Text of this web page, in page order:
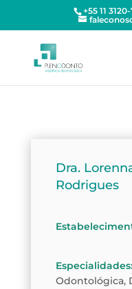
+55 11
Dra.
Rodrigues
Especialidades:
Odontológica,